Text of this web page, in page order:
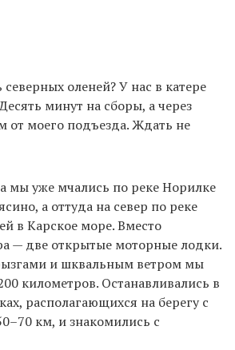
оленей? У нас в катере
минут на сборы, а через
от моего подъезда. Ждать не
мы уже мчались по реке Норилке
а оттуда на север по реке
в Карское море. Вместо
— две открытые моторные лодки.
и шквальным ветром мы
километров. Останавливались в
располагающихся на берегу с
км, и знакомились с